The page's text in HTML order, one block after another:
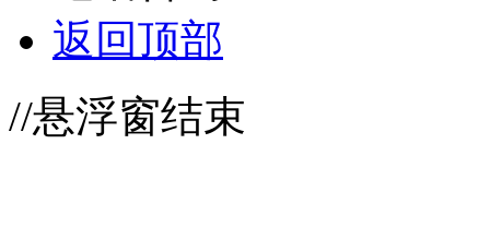
返回顶部
//悬浮窗结束